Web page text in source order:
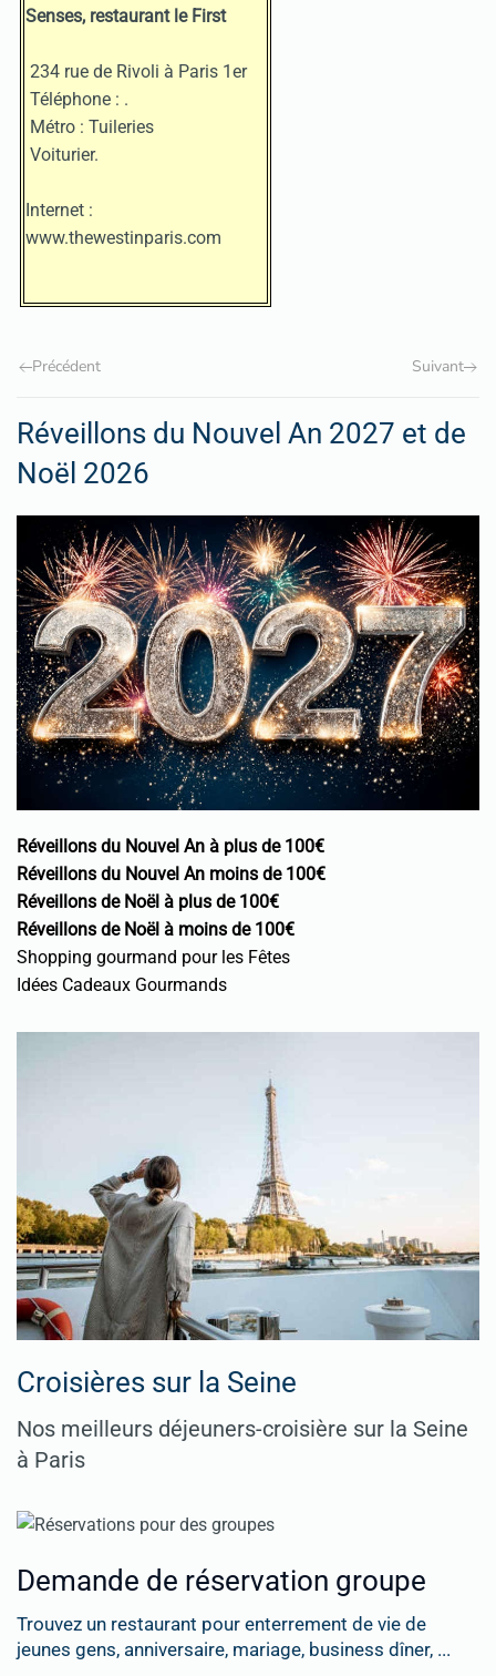
Senses, restaurant le First
234 rue de Rivoli à Paris 1er
Téléphone : .
Métro : Tuileries
Voiturier.
Internet :
www.thewestinparis.com
Précédent Suivant
Réveillons du Nouvel An 2027 et de
Noël 2026
Réveillons du Nouvel An à plus de 100€
Réveillons du Nouvel An moins de 100€
Réveillons de Noël à plus de 100€
Réveillons de Noël à moins de 100€
Shopping gourmand pour les Fêtes
Idées Cadeaux Gourmands
Croisières sur la Seine
Nos meilleurs déjeuners-croisière sur la Seine
à Paris
Demande de réservation groupe
Trouvez un restaurant pour enterrement de vie de
jeunes gens, anniversaire, mariage, business dîner, ...